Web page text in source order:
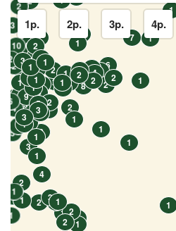
9
1
2
1
1
1
2
6
2
5
4
3
4
1
14
3
1
2
1
2
1 8
4
2
5
1
4
9
6
1
1 1
2
4
1
3
7
1
1
1
6
2
1
1
2
1
2
2
6
1
1
2
4
3
2
1
1
1
1
2
1
10
2
3
51
2
5
1
1
3
1
2
1
1
2
3
2
1
2
1
1
1
1
2
3
1p. 2p. 3p. 4p.